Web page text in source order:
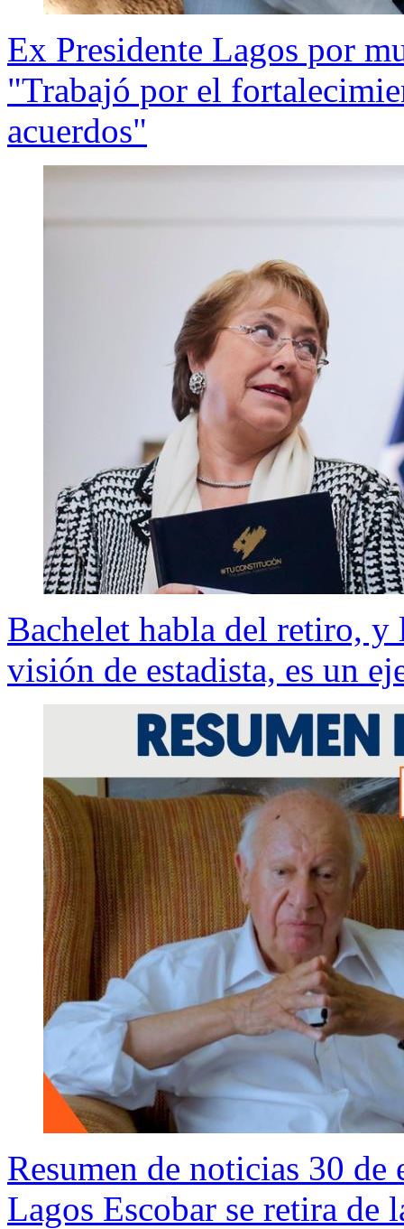
Ex Presidente Lagos por
"Trabajó por el
acuerdos"
Bachelet habla del retiro,
visión de estadista, es un
Resumen de noticias 30
Lagos Escobar se retira de